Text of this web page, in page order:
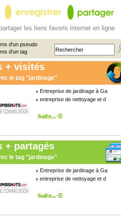
les liens favoris internet en ligne
d'un pseudo
d'un tag
+ visités
le tag "jardinage"
Entreprise de jardinage à Ga
entreprise de nettoyage et d
+ partagés
le tag "jardinage"
Entreprise de jardinage à Ga
entreprise de nettoyage et d